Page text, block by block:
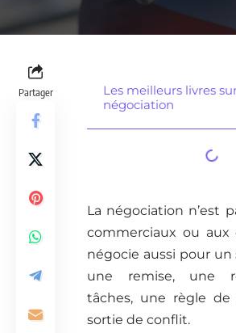
Partager
Les meilleurs livres
négociation
La négociation n’est
commerciaux ou aux
négocie aussi pour un
une remise, une
tâches, une règle
sortie de conflit.